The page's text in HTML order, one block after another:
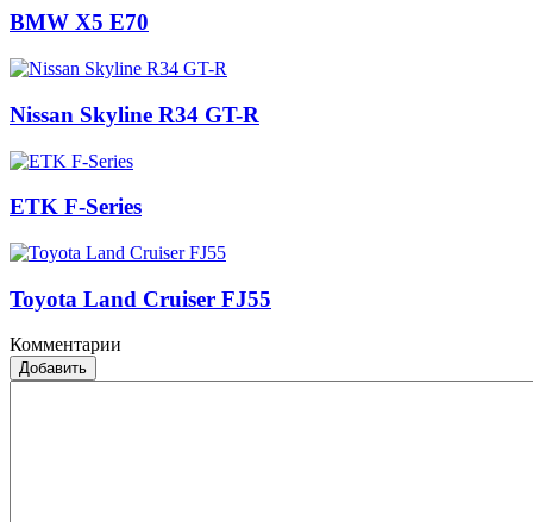
BMW X5 E70
Nissan Skyline R34 GT-R
ETK F-Series
Toyota Land Cruiser FJ55
Комментарии
Добавить